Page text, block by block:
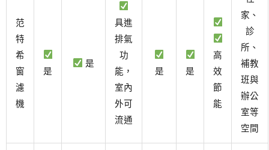
范
特
希
窗
濾
機
是
是
具進
排氣
功
能，
室內
外可
流通
是 是
高
效
節
能
家、
診
所、
補教
班與
辦公
室等
空間